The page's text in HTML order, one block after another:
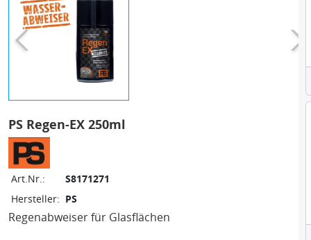
PS Regen-EX 250ml
Art.Nr.:
S8171271
Hersteller: PS
Regenabweiser für Glasflächen